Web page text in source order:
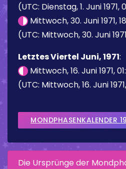
(UTC: Dienstag, 1. Juni 1971,
Mittwoch, 30. Juni 1971,
(UTC: Mittwoch, 30. Juni
Letztes Viertel Juni, 1971:
Mittwoch, 16. Juni 1971,
(UTC: Mittwoch, 16. Juni
MONDPHASENKALENDER
Die Ursprünge der